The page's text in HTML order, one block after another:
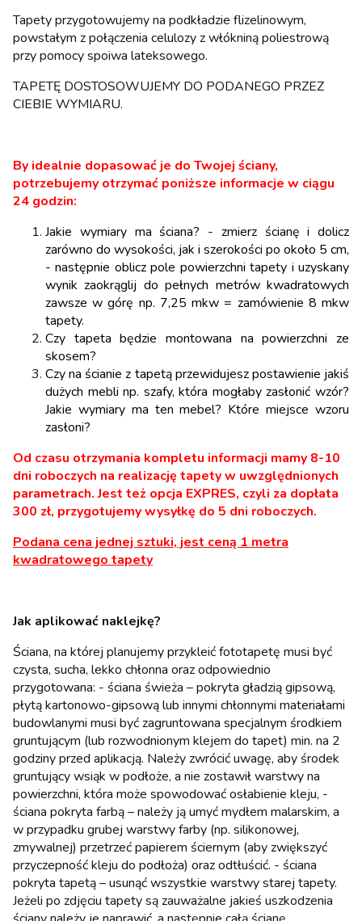
Tapety przygotowujemy na podkładzie flizelinowym,
powstałym z połączenia celulozy z włókniną poliestrową
przy pomocy spoiwa lateksowego.
TAPETĘ DOSTOSOWUJEMY DO PODANEGO PRZEZ
CIEBIE WYMIARU.
By idealnie dopasować je do Twojej ściany,
potrzebujemy otrzymać poniższe informacje w ciągu
24 godzin:
Jakie wymiary ma ściana? - zmierz ścianę i dolicz
zarówno do wysokości, jak i szerokości po około 5 cm,
- następnie oblicz pole powierzchni tapety i uzyskany
wynik zaokrąglij do pełnych metrów kwadratowych
zawsze w górę np. 7,25 mkw = zamówienie 8 mkw
tapety.
Czy tapeta będzie montowana na powierzchni ze
skosem?
Czy na ścianie z tapetą przewidujesz postawienie jakiś
dużych mebli np. szafy, która mogłaby zasłonić wzór?
Jakie wymiary ma ten mebel? Które miejsce wzoru
zasłoni?
Od czasu otrzymania kompletu informacji mamy 8-10
dni roboczych na realizację tapety w uwzględnionych
parametrach. Jest też opcja EXPRES, czyli za dopłata
300 zł, przygotujemy wysyłkę do 5 dni roboczych.
Podana cena jednej sztuki, jest ceną 1 metra
kwadratowego tapety
Jak aplikować naklejkę?
Ściana, na której planujemy przykleić fototapetę musi być
czysta, sucha, lekko chłonna oraz odpowiednio
przygotowana: - ściana świeża – pokryta gładzią gipsową,
płytą kartonowo-gipsową lub innymi chłonnymi materiałami
budowlanymi musi być zagruntowana specjalnym środkiem
gruntującym (lub rozwodnionym klejem do tapet) min. na 2
godziny przed aplikacją. Należy zwrócić uwagę, aby środek
gruntujący wsiąk w podłoże, a nie zostawił warstwy na
powierzchni, która może spowodować osłabienie kleju, -
ściana pokryta farbą – należy ją umyć mydłem malarskim, a
w przypadku grubej warstwy farby (np. silikonowej,
zmywalnej) przetrzeć papierem ściernym (aby zwiększyć
przyczepność kleju do podłoża) oraz odtłuścić. - ściana
pokryta tapetą – usunąć wszystkie warstwy starej tapety.
Jeżeli po zdjęciu tapety są zauważalne jakieś uszkodzenia